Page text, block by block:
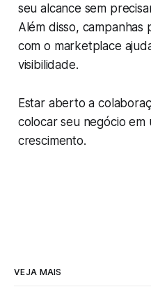
seu alcance sem
Além disso, campanhas
com o marketplace
visibilidade.
Estar aberto a
colocar seu negócio em
crescimento.
VEJA MAIS